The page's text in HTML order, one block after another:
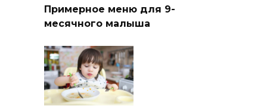
Примерное меню для 9-
месячного малыша